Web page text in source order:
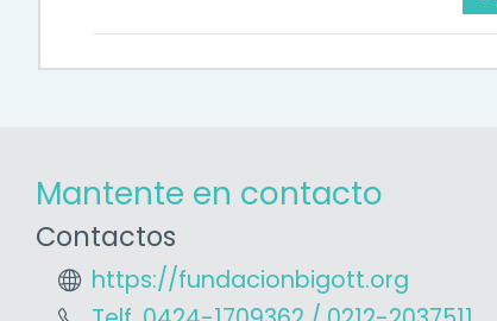
Mantente en contacto
Contactos
https://fundacionbigott.org